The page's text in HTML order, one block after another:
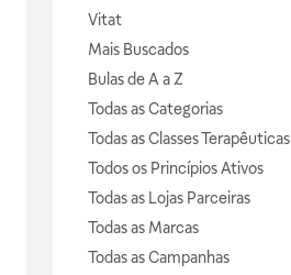
Vitat
Mais Buscados
Bulas de A a Z
Todas as Categorias
Todas as Classes Terapêuticas
Todos os Princípios Ativos
Todas as Lojas Parceiras
Todas as Marcas
Todas as Campanhas